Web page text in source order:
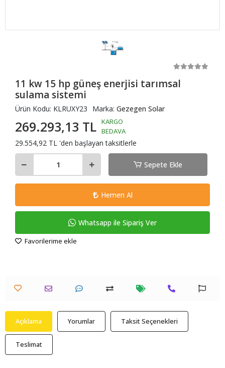
11 kw 15 hp güneş enerjisi tarımsal
sulama sistemi
Ürün Kodu: KLRUXY23 Marka: Gezegen Solar
269.293,13 TL KARGO
BEDAVA
29.554,92 TL 'den başlayan taksitlerle
Sepete Ekle
Hemen Al
Whatsapp ile Sipariş Ver
Favorilerime ekle
Açıklama Yorumlar Taksit Seçenekleri
Teslimat